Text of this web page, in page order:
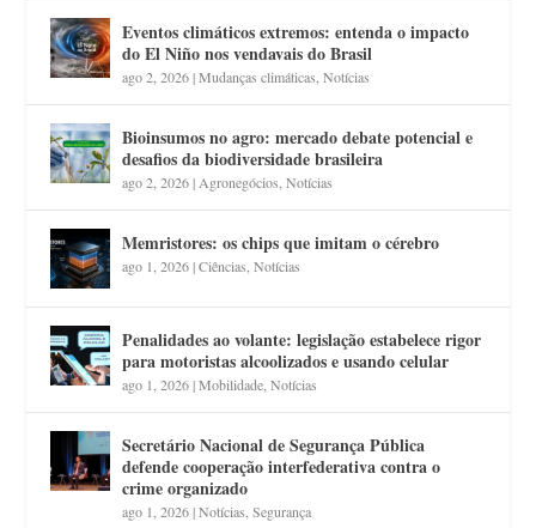
Eventos climáticos extremos: entenda o impacto
do El Niño nos vendavais do Brasil
ago 2, 2026|Mudanças climáticas ,Notícias
Bioinsumos no agro: mercado debate potencial e
desafios da biodiversidade brasileira
ago 2, 2026| Agronegócios ,Notícias
Memristores: os chips que imitam o cérebro
ago 1, 2026|Ciências ,Notícias
Penalidades ao volante: legislação estabelece rigor
para motoristas alcoolizados e usando celular
ago 1, 2026|Mobilidade ,Notícias
Secretário Nacional de Segurança Pública
defende cooperação interfederativa contra o
crime organizado
ago 1, 2026|Notícias ,Segurança